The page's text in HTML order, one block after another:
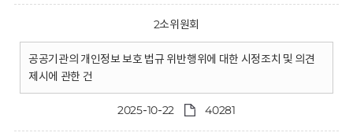
2소위원회
공공기관의 개인정보 보호 법규 위반행위에 대한 시정조치 및 의견
제시에 관한 건
2025-10-22 40281